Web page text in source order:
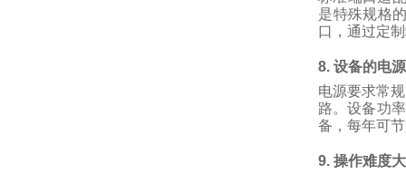
是特殊规格
口，通过定
8.设备的电
电源要求常
路。设备功
备，每年可
9.操作难度